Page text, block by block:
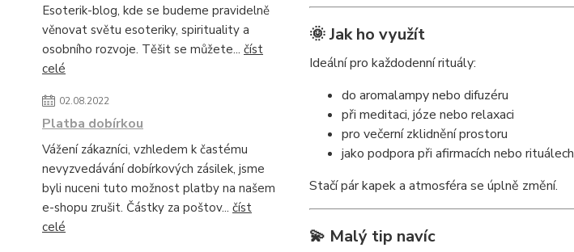
Esoterik-blog, kde se budeme pravidelně
věnovat světu esoteriky, spirituality a
osobního rozvoje. Těšit se můžete... číst
celé
02.08.2022
Platba dobírkou
Vážení zákazníci, vzhledem k častému
nevyzvedávání dobírkových zásilek, jsme
byli nuceni tuto možnost platby na našem
e-shopu zrušit. Částky za poštov... číst
celé
🌞 Jak ho využít
Ideální pro každodenní rituály:
do aromalampy nebo difuzéru
při meditaci, józe nebo relaxaci
pro večerní zklidnění prostoru
jako podpora při afirmacích nebo rituálech
Stačí pár kapek a atmosféra se úplně změní.
💫 Malý tip navíc